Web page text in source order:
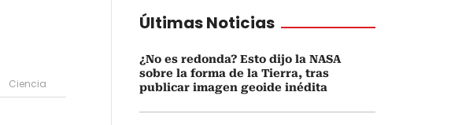
Ciencia
Últimas Noticias
¿No es redonda? Esto dijo la NASA
sobre la forma de la Tierra, tras
publicar imagen geoide inédita